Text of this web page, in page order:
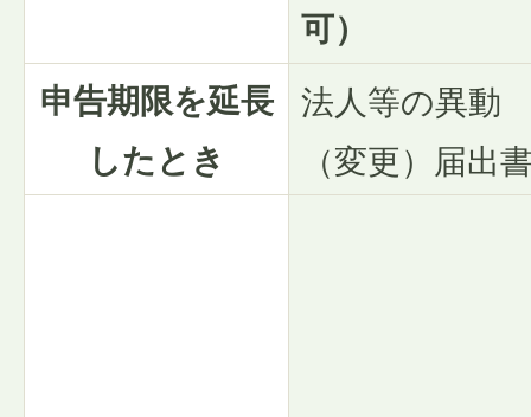
可）
申告期限を延長
したとき
法人等の異動
（変更）届出